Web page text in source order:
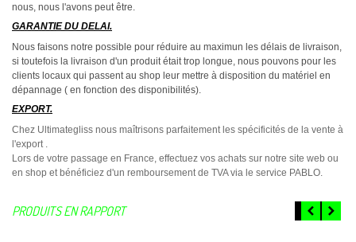
nous, nous l'avons peut être.
GARANTIE DU DELAI.
Nous faisons notre possible pour réduire au maximun les délais de livraison,
si toutefois la livraison d'un produit était trop longue, nous pouvons pour les
clients locaux qui passent au shop leur mettre à disposition du matériel en
dépannage ( en fonction des disponibilités).
EXPORT.
Chez Ultimategliss nous maîtrisons parfaitement les spécificités de la vente à
l'export .
Lors de votre passage en France, effectuez vos achats sur notre site web ou
en shop et bénéficiez d'un remboursement de TVA via le service PABLO.
PRODUITS EN RAPPORT